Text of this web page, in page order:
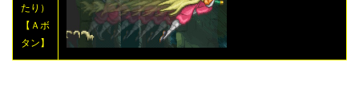
たり）
【Ａボ
タン】